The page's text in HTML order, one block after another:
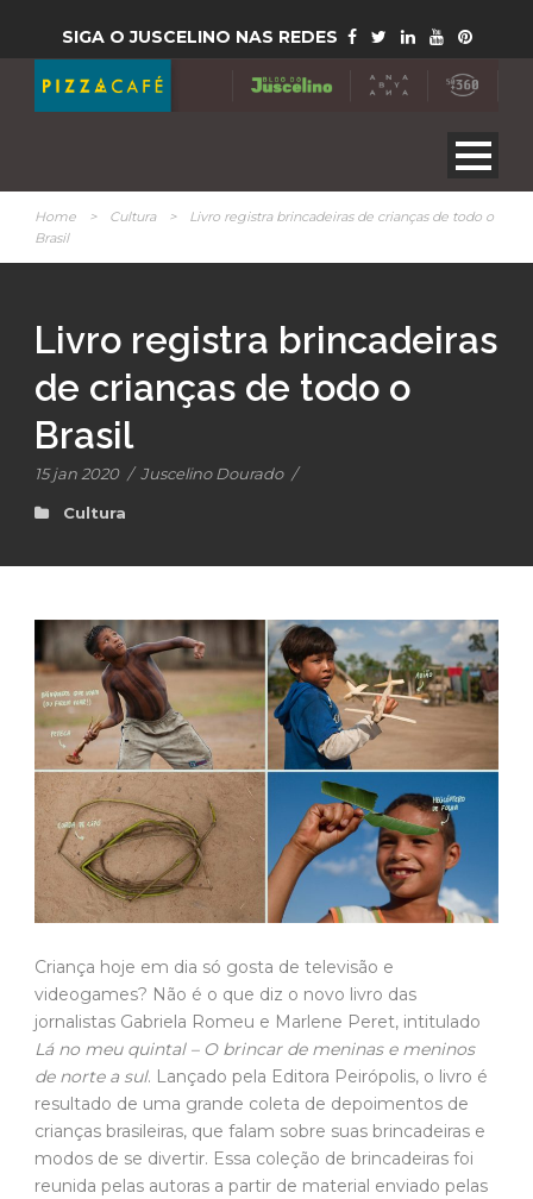
SIGA O JUSCELINO NAS REDES
Home > Cultura >
Livro registra brincadeiras de crianças de todo o
Brasil
Livro registra brincadeiras
de crianças de todo o
Brasil
15 jan 2020 / Juscelino Dourado /
Cultura
Criança hoje em dia só gosta de televisão e
videogames? Não é o que diz o novo livro das
jornalistas Gabriela Romeu e Marlene Peret, intitulado
Lá no meu quintal – O brincar de meninas e meninos
de norte a sul. Lançado pela Editora Peirópolis, o livro é
resultado de uma grande coleta de depoimentos de
crianças brasileiras, que falam sobre suas brincadeiras e
modos de se divertir. Essa coleção de brincadeiras foi
reunida pelas autoras a partir de material enviado pelas